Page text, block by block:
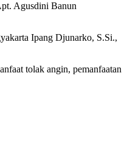
Agusdini Banun
Ipang Djunarko, S.Si.,
tolak angin, pemanfaatan